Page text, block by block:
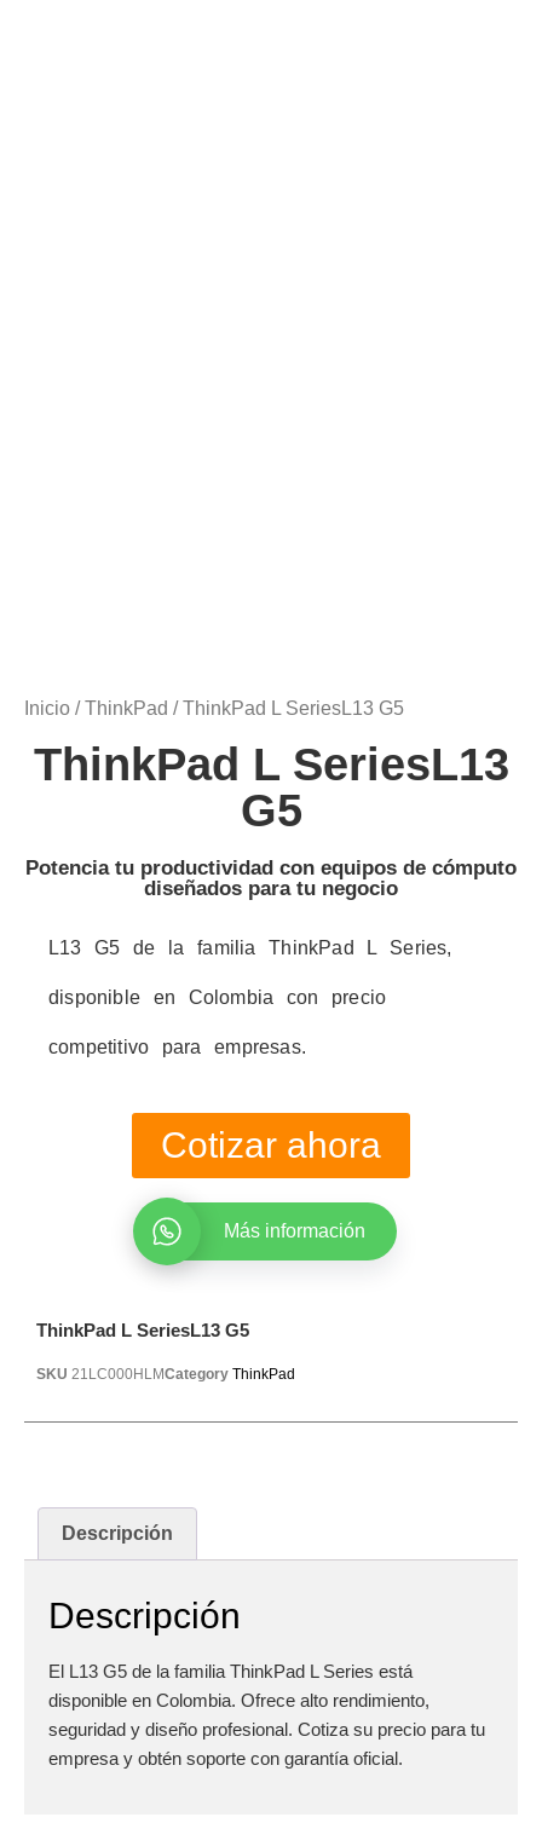
Inicio /ThinkPad / ThinkPad L SeriesL13 G5
ThinkPad L SeriesL13
G5
Potencia tu productividad con equipos de cómputo
diseñados para tu negocio
L13 G5 de la familia ThinkPad L Series,
disponible en Colombia con precio
competitivo para empresas.
Cotizar ahora
Más información
ThinkPad L SeriesL13 G5
SKU 21LC000HLMCategory ThinkPad
Descripción
Descripción
El L13 G5 de la familia ThinkPad L Series está
disponible en Colombia. Ofrece alto rendimiento,
seguridad y diseño profesional. Cotiza su precio para tu
empresa y obtén soporte con garantía oficial.